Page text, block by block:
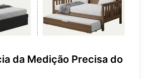
da Medição Precisa do